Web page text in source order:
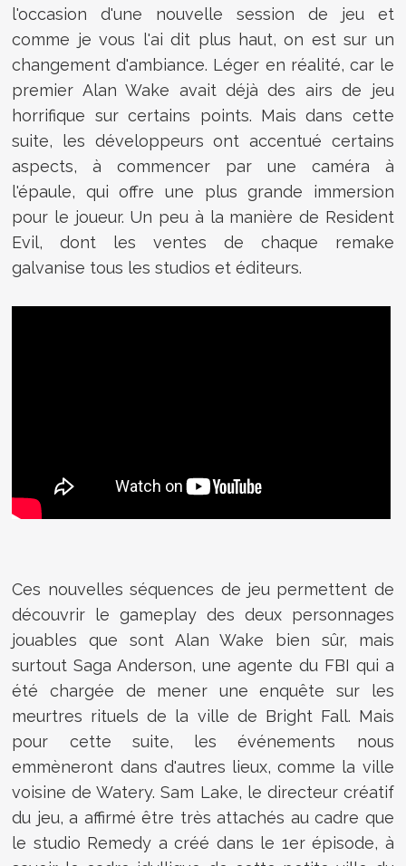
l'occasion d'une nouvelle session de jeu et
comme je vous l'ai dit plus haut, on est sur un
changement d'ambiance. Léger en réalité, car le
premier Alan Wake avait déjà des airs de jeu
horrifique sur certains points. Mais dans cette
suite, les développeurs ont accentué certains
aspects, à commencer par une caméra à
l'épaule, qui offre une plus grande immersion
pour le joueur. Un peu à la manière de Resident
Evil, dont les ventes de chaque remake
galvanise tous les studios et éditeurs.
Ces nouvelles séquences de jeu permettent de
découvrir le gameplay des deux personnages
jouables que sont Alan Wake bien sûr, mais
surtout Saga Anderson, une agente du FBI qui a
été chargée de mener une enquête sur les
meurtres rituels de la ville de Bright Fall. Mais
pour cette suite, les événements nous
emmèneront dans d'autres lieux, comme la ville
voisine de Watery. Sam Lake, le directeur créatif
du jeu, a affirmé être très attachés au cadre que
le studio Remedy a créé dans le 1er épisode, à